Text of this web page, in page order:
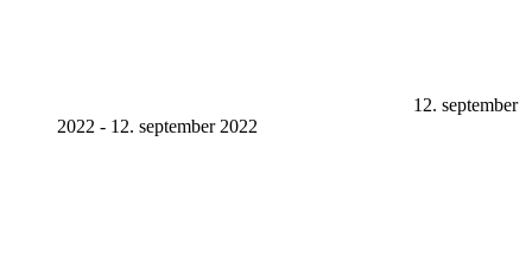
12. september
2022 - 12. september 2022